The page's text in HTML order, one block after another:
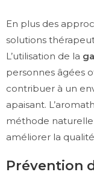
En plus des
solutions
L’utilisation de la
personnes âgées
contribuer à un
apaisant.
méthode
améliorer la
Prévention